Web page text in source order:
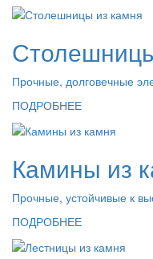
Прочные, долговечные
ПОДРОБНЕЕ
Камины из
Прочные, устойчивые к
ПОДРОБНЕЕ